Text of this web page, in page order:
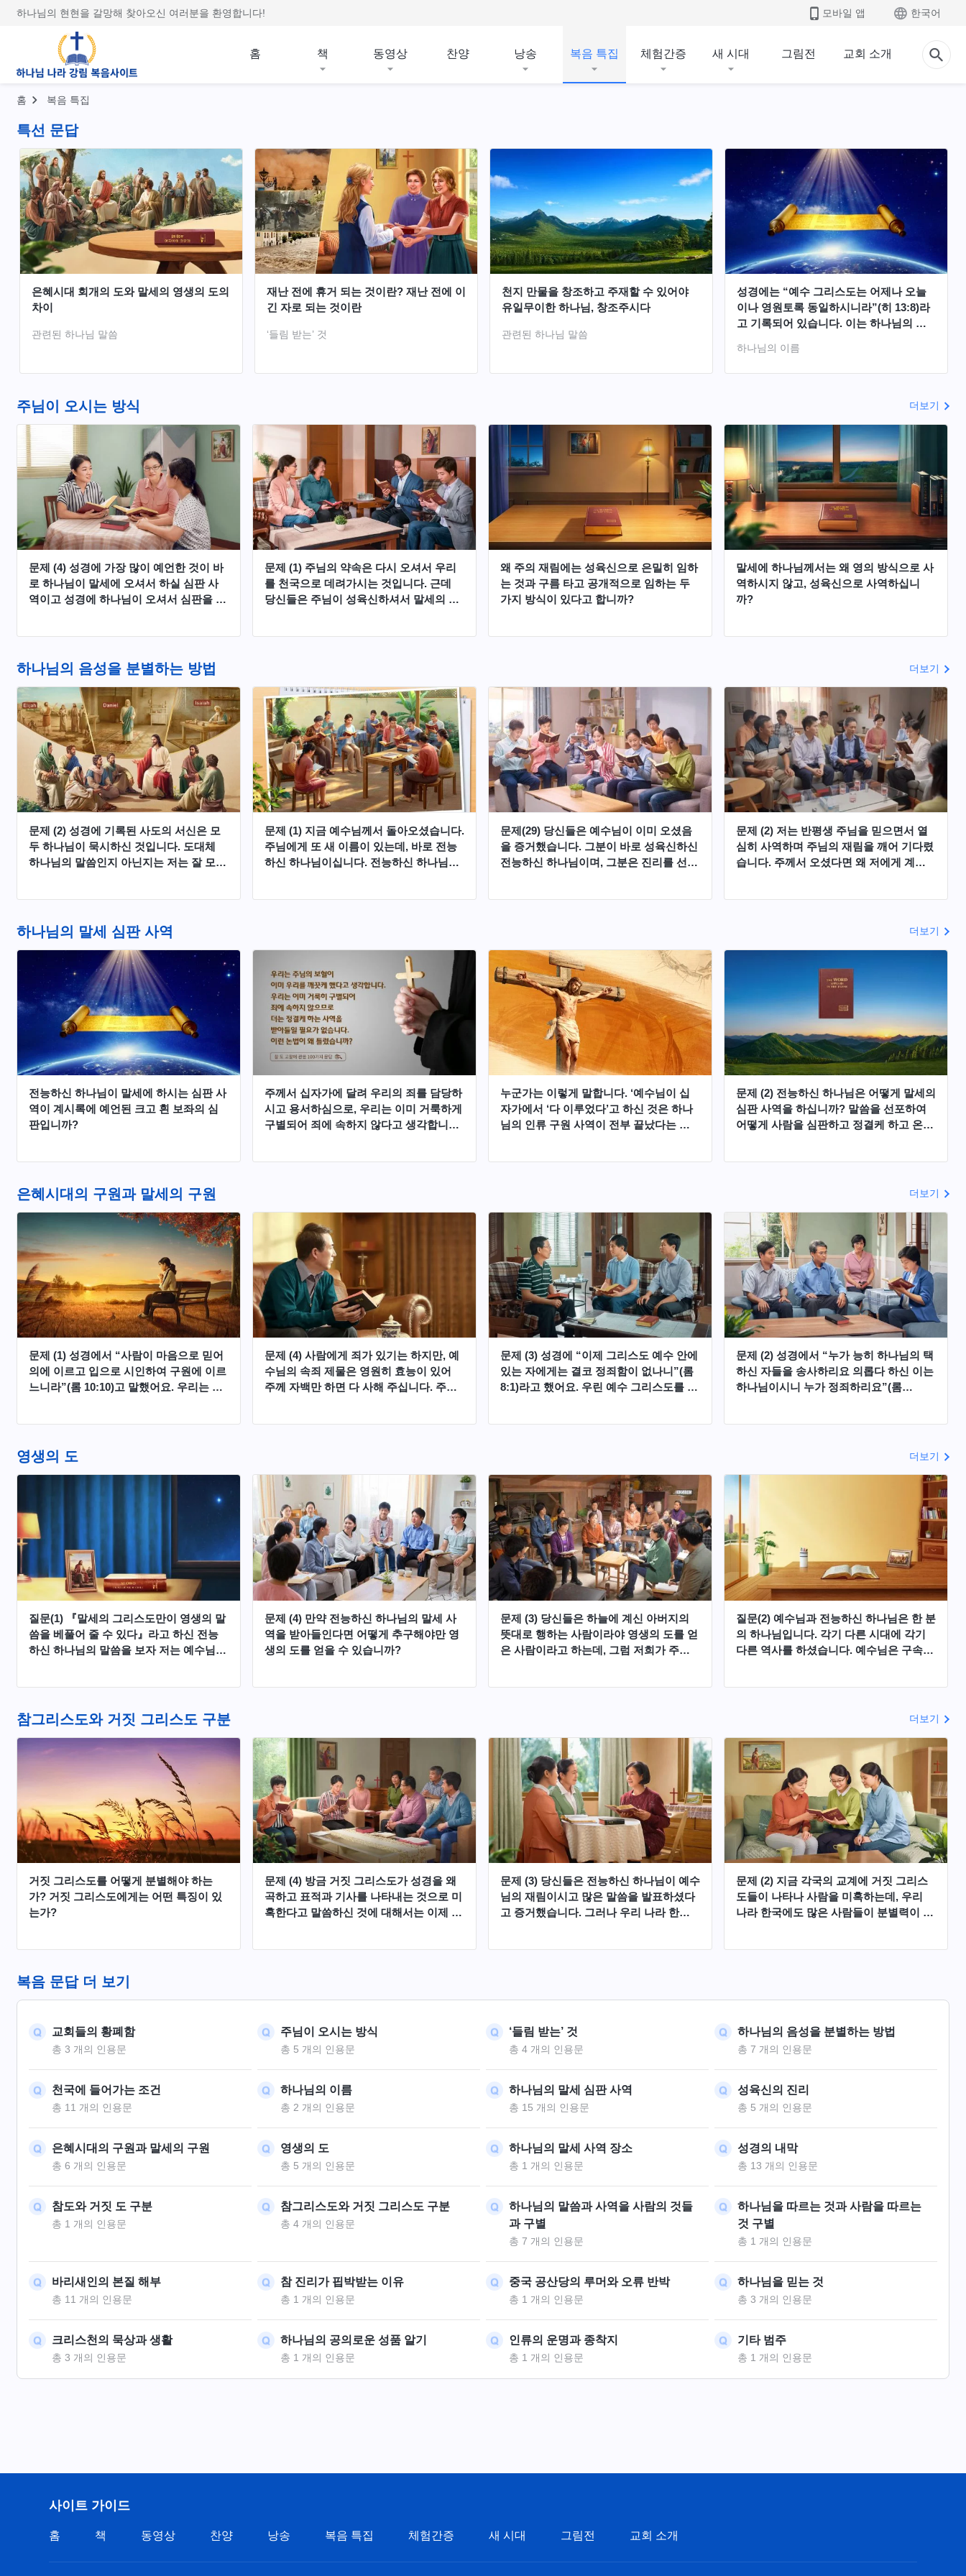
하나님의 현현을 갈망해 찾아오신 여러분을 환영합니다! 모바일 앱 한국어
홈 책 동영상 찬양 낭송 복음 특집 체험간증 새 시대 그림전 교회 소개
홈 복음 특집
특선 문답
은혜시대 회개의 도와 말세의 영생의 도의
차이
관련된 하나님 말씀
재난 전에 휴거 되는 것이란? 재난 전에 이
긴 자로 되는 것이란
‘들림 받는’ 것
천지 만물을 창조하고 주재할 수 있어야
유일무이한 하나님, 창조주시다
관련된 하나님 말씀
성경에는 “예수 그리스도는 어제나 오늘
이나 영원토록 동일하시니라”(히 13:8)라
고 기록되어 있습니다. 이는 하나님의 이
그런데 당신은 왜 말세에 주님께서 전능하
신 하나님이라는 새 이름으로 재림하신다
하나님의 이름
주님이 오시는 방식 더보기
문제 (4) 성경에 가장 많이 예언한 것이 바
로 하나님이 말세에 오셔서 하실 심판 사
역이고 성경에 하나님이 오셔서 심판을 시
습니다. “하나님 집에서 심판을 시작할 때
가 되었나니” 보아하니, 하나님이 말세에
심판의 사역을 하시는 것은 틀림없는 것입
니다. 하지만 하나님이 말세에 성육신하셔
서 심판 사역을 하신다는 것은 우리의 터
득과 다릅니다. 우리는 말세에 주께서 다
시 오실 때는 예수님이 부활하신 후의 영
체로 사람에게 나타나 역사하신다고 생각
합니다. 이것 또한 교계의 다수 사람의 관
점입니다. 주님이 다시 오셔서 성육신의
이 문제에 대해 우리는 잘 모르겠으니 여
기에 관해 말씀을 나눠 주세요.
문제 (1) 주님의 약속은 다시 오셔서 우리
를 천국으로 데려가시는 것입니다. 근데
당신들은 주님이 성육신하셔서 말세의 심
왜 주의 재림에는 성육신으로 은밀히 임하
는 것과 구름 타고 공개적으로 임하는 두
가지 방식이 있다고 합니까?
말세에 하나님께서는 왜 영의 방식으로 사
역하시지 않고, 성육신으로 사역하십니
까?
하나님의 음성을 분별하는 방법 더보기
문제 (2) 성경에 기록된 사도의 서신은 모
두 하나님이 묵시하신 것입니다. 도대체
하나님의 말씀인지 아닌지는 저는 잘 모르
적지 않습니다. 그 사람들이 한 말은 사람
이 보기에 진리에 부합되고 사람에게 도움
이 됩니다. 그러면 그 사람들이 한 진리에
부합되는 말과 하나님의 말씀은 도대체 어
떤 차이점이 있습니까?
문제 (1) 지금 예수님께서 돌아오셨습니다.
주님에게 또 새 이름이 있는데, 바로 전능
하신 하나님이십니다. 전능하신 하나님께
다. 이분들이 우리에게 도대체 어떻게 하
나님의 음성을 분별해야 하는지를 교제해
주어 전능하신 하나님이 바로 재림하신 예
수님임을 어떻게 확신해야 하는지 알아보
겠습니다.
문제(29) 당신들은 예수님이 이미 오셨음
을 증거했습니다. 그분이 바로 성육신하신
전능하신 하나님이며, 그분은 진리를 선포
문제 (2) 저는 반평생 주님을 믿으면서 열
심히 사역하며 주님의 재림을 깨어 기다렸
습니다. 주께서 오셨다면 왜 저에게 계시
하나님의 말세 심판 사역 더보기
전능하신 하나님이 말세에 하시는 심판 사
역이 계시록에 예언된 크고 흰 보좌의 심
판입니까?
주께서 십자가에 달려 우리의 죄를 담당하
시고 용서하심으로, 우리는 이미 거룩하게
구별되어 죄에 속하지 않다고 생각합니다.
누군가는 이렇게 말합니다. ‘예수님이 십
자가에서 ‘다 이루었다’고 하신 것은 하나
님의 인류 구원 사역이 전부 끝났다는 증
문제 (2) 전능하신 하나님은 어떻게 말세의
심판 사역을 하십니까? 말씀을 선포하여
어떻게 사람을 심판하고 정결케 하고 온전
하나님의 음성을 들은 것이고 하나님 보좌
게 얘기해 주세요.
은혜시대의 구원과 말세의 구원 더보기
문제 (1) 성경에서 “사람이 마음으로 믿어
의에 이르고 입으로 시인하여 구원에 이르
느니라”(롬 10:10)고 말했어요. 우리는 예
수 있습니다.
문제 (4) 사람에게 죄가 있기는 하지만, 예
수님의 속죄 제물은 영원히 효능이 있어
주께 자백만 하면 다 사해 주십니다. 주님
문제 (3) 성경에 “이제 그리스도 예수 안에
있는 자에게는 결코 정죄함이 없나니”(롬
8:1)라고 했어요. 우린 예수 그리스도를 믿
문제 (2) 성경에서 “누가 능히 하나님의 택
하신 자들을 송사하리요 의롭다 하신 이는
하나님이시니 누가 정죄하리요”(롬
영생의 도 더보기
질문(1) 『말세의 그리스도만이 영생의 말
씀을 베풀어 줄 수 있다』라고 하신 전능
하신 하나님의 말씀을 보자 저는 예수님께
도록 솟아나는 샘물이 되리라”(요한복음
4:14) 우리는 예수님이 바로 생명수의 원
천이고 영생의 말씀이라는 것을 알고 있습
니다. 그렇다면 전능하신 하나님과 예수님
이 하나의 근원이라는 말입니까? 예수님
과 전능하신 하나님이 역사하고 말씀하신
것은 성령이 역사하고 말씀하신 것입니
까? 한 분의 하나님이 하신 사역이 맞습니
까?
문제 (4) 만약 전능하신 하나님의 말세 사
역을 받아들인다면 어떻게 추구해야만 영
생의 도를 얻을 수 있습니까?
문제 (3) 당신들은 하늘에 계신 아버지의
뜻대로 행하는 사람이라야 영생의 도를 얻
은 사람이라고 하는데, 그럼 저희가 주님
가 계속 이렇게 추구하면 성결해지고 휴거
되어 천국에 들어갈 수 있는데, 설마 이렇
게 실행하고 이렇게 이해하는 것이 틀리단
말입니까?
질문(2) 예수님과 전능하신 하나님은 한 분
의 하나님입니다. 각기 다른 시대에 각기
다른 역사를 하셨습니다. 예수님은 구속
말씀을 가져오셨습니다. 여기서 궁금한 것
어떻게 다릅니까?
참그리스도와 거짓 그리스도 구분 더보기
거짓 그리스도를 어떻게 분별해야 하는
가? 거짓 그리스도에게는 어떤 특징이 있
는가?
문제 (4) 방금 거짓 그리스도가 성경을 왜
곡하고 표적과 기사를 나타내는 것으로 미
혹한다고 말씀하신 것에 대해서는 이제 분
문제 (3) 당신들은 전능하신 하나님이 예수
님의 재림이시고 많은 말씀을 발표하셨다
고 증거했습니다. 그러나 우리 나라 한국
문제 (2) 지금 각국의 교계에 거짓 그리스
도들이 나타나 사람을 미혹하는데, 우리
나라 한국에도 많은 사람들이 분별력이 없
신 예수님의 예언이 이루어진 것입니다.
제 생각에는 지금 주께서 돌아오셨다고 전
하는 사람들이 틀림없이 다 가짜이기 때문
에 믿을 수 없습니다! 미혹되지 않기 위해
서요!
복음 문답 더 보기
교회들의 황폐함
총 3 개의 인용문
주님이 오시는 방식
총 5 개의 인용문
‘들림 받는’ 것
총 4 개의 인용문
하나님의 음성을 분별하는 방법
총 7 개의 인용문
천국에 들어가는 조건
총 11 개의 인용문
하나님의 이름
총 2 개의 인용문
하나님의 말세 심판 사역
총 15 개의 인용문
성육신의 진리
총 5 개의 인용문
은혜시대의 구원과 말세의 구원
총 6 개의 인용문
영생의 도
총 5 개의 인용문
하나님의 말세 사역 장소
총 1 개의 인용문
성경의 내막
총 13 개의 인용문
참도와 거짓 도 구분
총 1 개의 인용문
참그리스도와 거짓 그리스도 구분
총 4 개의 인용문
하나님의 말씀과 사역을 사람의 것들
과 구별
총 7 개의 인용문
하나님을 따르는 것과 사람을 따르는
것 구별
총 1 개의 인용문
바리새인의 본질 해부
총 11 개의 인용문
참 진리가 핍박받는 이유
총 1 개의 인용문
중국 공산당의 루머와 오류 반박
총 1 개의 인용문
하나님을 믿는 것
총 3 개의 인용문
크리스천의 묵상과 생활
총 3 개의 인용문
하나님의 공의로운 성품 알기
총 1 개의 인용문
인류의 운명과 종착지
총 1 개의 인용문
기타 범주
총 1 개의 인용문
사이트 가이드
홈 책 동영상 찬양 낭송 복음 특집 체험간증 새 시대 그림전 교회 소개